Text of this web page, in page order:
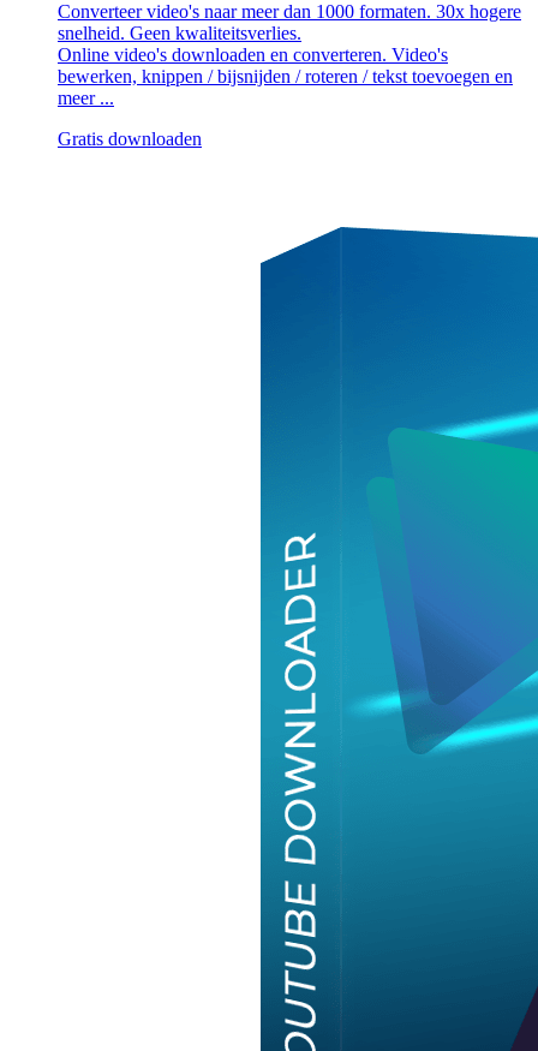
Converteer video's naar meer dan 1000 formaten. 30x hogere
snelheid. Geen kwaliteitsverlies.
Online video's downloaden en converteren. Video's
bewerken, knippen / bijsnijden / roteren / tekst toevoegen en
meer ...
Gratis downloaden